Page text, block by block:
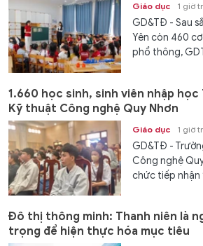
Giáo dục 1 giờ
GD&TĐ - Sau
Yên còn 460
phổ thông,
1.660 học sinh, sinh viên nhập học
Kỹ thuật Công nghệ Quy Nhơn
Giáo dục 1 giờ
GD&TĐ -
Công nghệ
chức tiếp nhận
Đô thị thông minh: Thanh niên là
trọng để hiện thực hóa mục tiêu